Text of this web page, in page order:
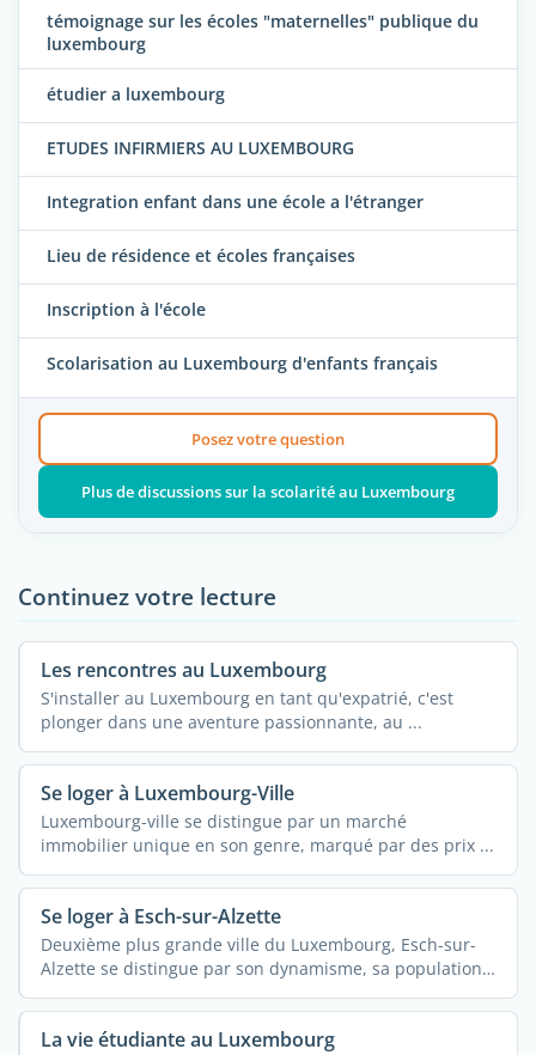
témoignage sur les écoles "maternelles" publique du
luxembourg
étudier a luxembourg
ETUDES INFIRMIERS AU LUXEMBOURG
Integration enfant dans une école a l'étranger
Lieu de résidence et écoles françaises
Inscription à l'école
Scolarisation au Luxembourg d'enfants français
Posez votre question
Plus de discussions sur la scolarité au Luxembourg
Continuez votre lecture
Les rencontres au Luxembourg
S'installer au Luxembourg en tant qu'expatrié, c'est
plonger dans une aventure passionnante, au ...
Se loger à Luxembourg-Ville
Luxembourg-ville se distingue par un marché
immobilier unique en son genre, marqué par des prix ...
Se loger à Esch-sur-Alzette
Deuxième plus grande ville du Luxembourg, Esch-sur-
Alzette se distingue par son dynamisme, sa population
...
La vie étudiante au Luxembourg